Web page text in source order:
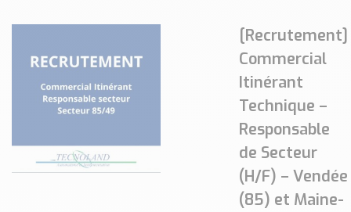
[Recrutement]
Commercial
Itinérant
Technique –
Responsable
de Secteur
(H/F) – Vendée
(85) et Maine-